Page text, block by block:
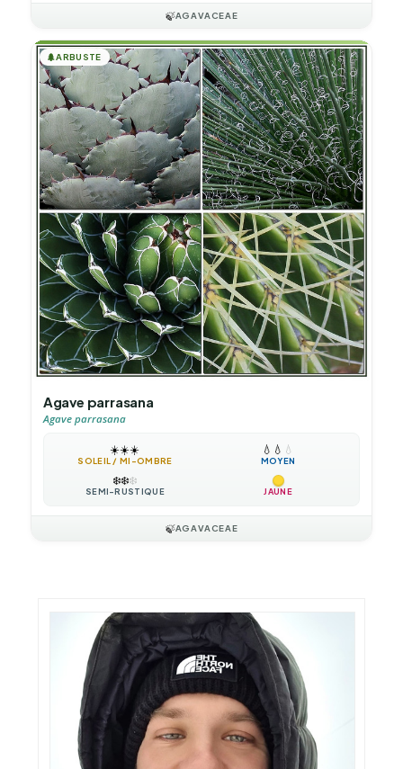
🍃AGAVACEAE
🌲ARBUSTE
Agave parrasana
Agave parrasana
☀️☀️☀️
SOLEIL / MI-OMBRE
💧 💧 💧
MOYEN
❄️❄️❄️
SEMI-RUSTIQUE JAUNE
🍃AGAVACEAE